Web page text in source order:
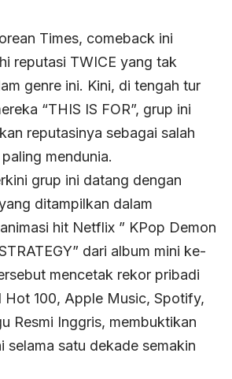
Times, comeback ini
reputasi TWICE yang tak
genre ini. Kini, di tengah tur
“THIS IS FOR”, grup ini
reputasinya sebagai salah
mendunia.
grup ini datang dengan
ditampilkan dalam
hit Netflix ” KPop Demon
dari album mini ke-
mencetak rekor pribadi
Hot 100, Apple Music, Spotify,
Resmi Inggris, membuktikan
selama satu dekade semakin